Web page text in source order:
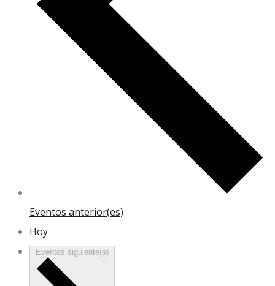
Eventos anterior(es)
Hoy
Eventos siguiente(s)